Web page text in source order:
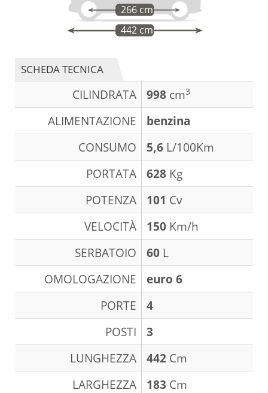
442 cm
266 cm
SCHEDA TECNICA
CILINDRATA 998 cm3
ALIMENTAZIONE
benzina
CONSUMO
5,6 L/100Km
PORTATA
628 Kg
POTENZA
101 Cv
VELOCITÀ
150 Km/h
SERBATOIO
60 L
OMOLOGAZIONE
euro 6
PORTE
4
POSTI
3
LUNGHEZZA
442 Cm
LARGHEZZA
183 Cm